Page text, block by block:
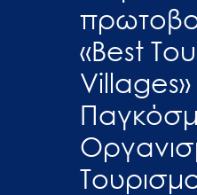
«Best
Villages»